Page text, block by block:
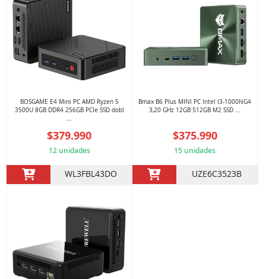
BOSGAME E4 Mini PC AMD Ryzen 5
3500U 8GB DDR4 256GB PCIe SSD dobl
$379.990
12 unidades
WL3FBL43DO
Bmax B6 Plus MINI PC Intel I3-1000NG4
3,20 GHz 12GB 512GB M2 SSD ...
$375.990
15 unidades
UZE6C3523B